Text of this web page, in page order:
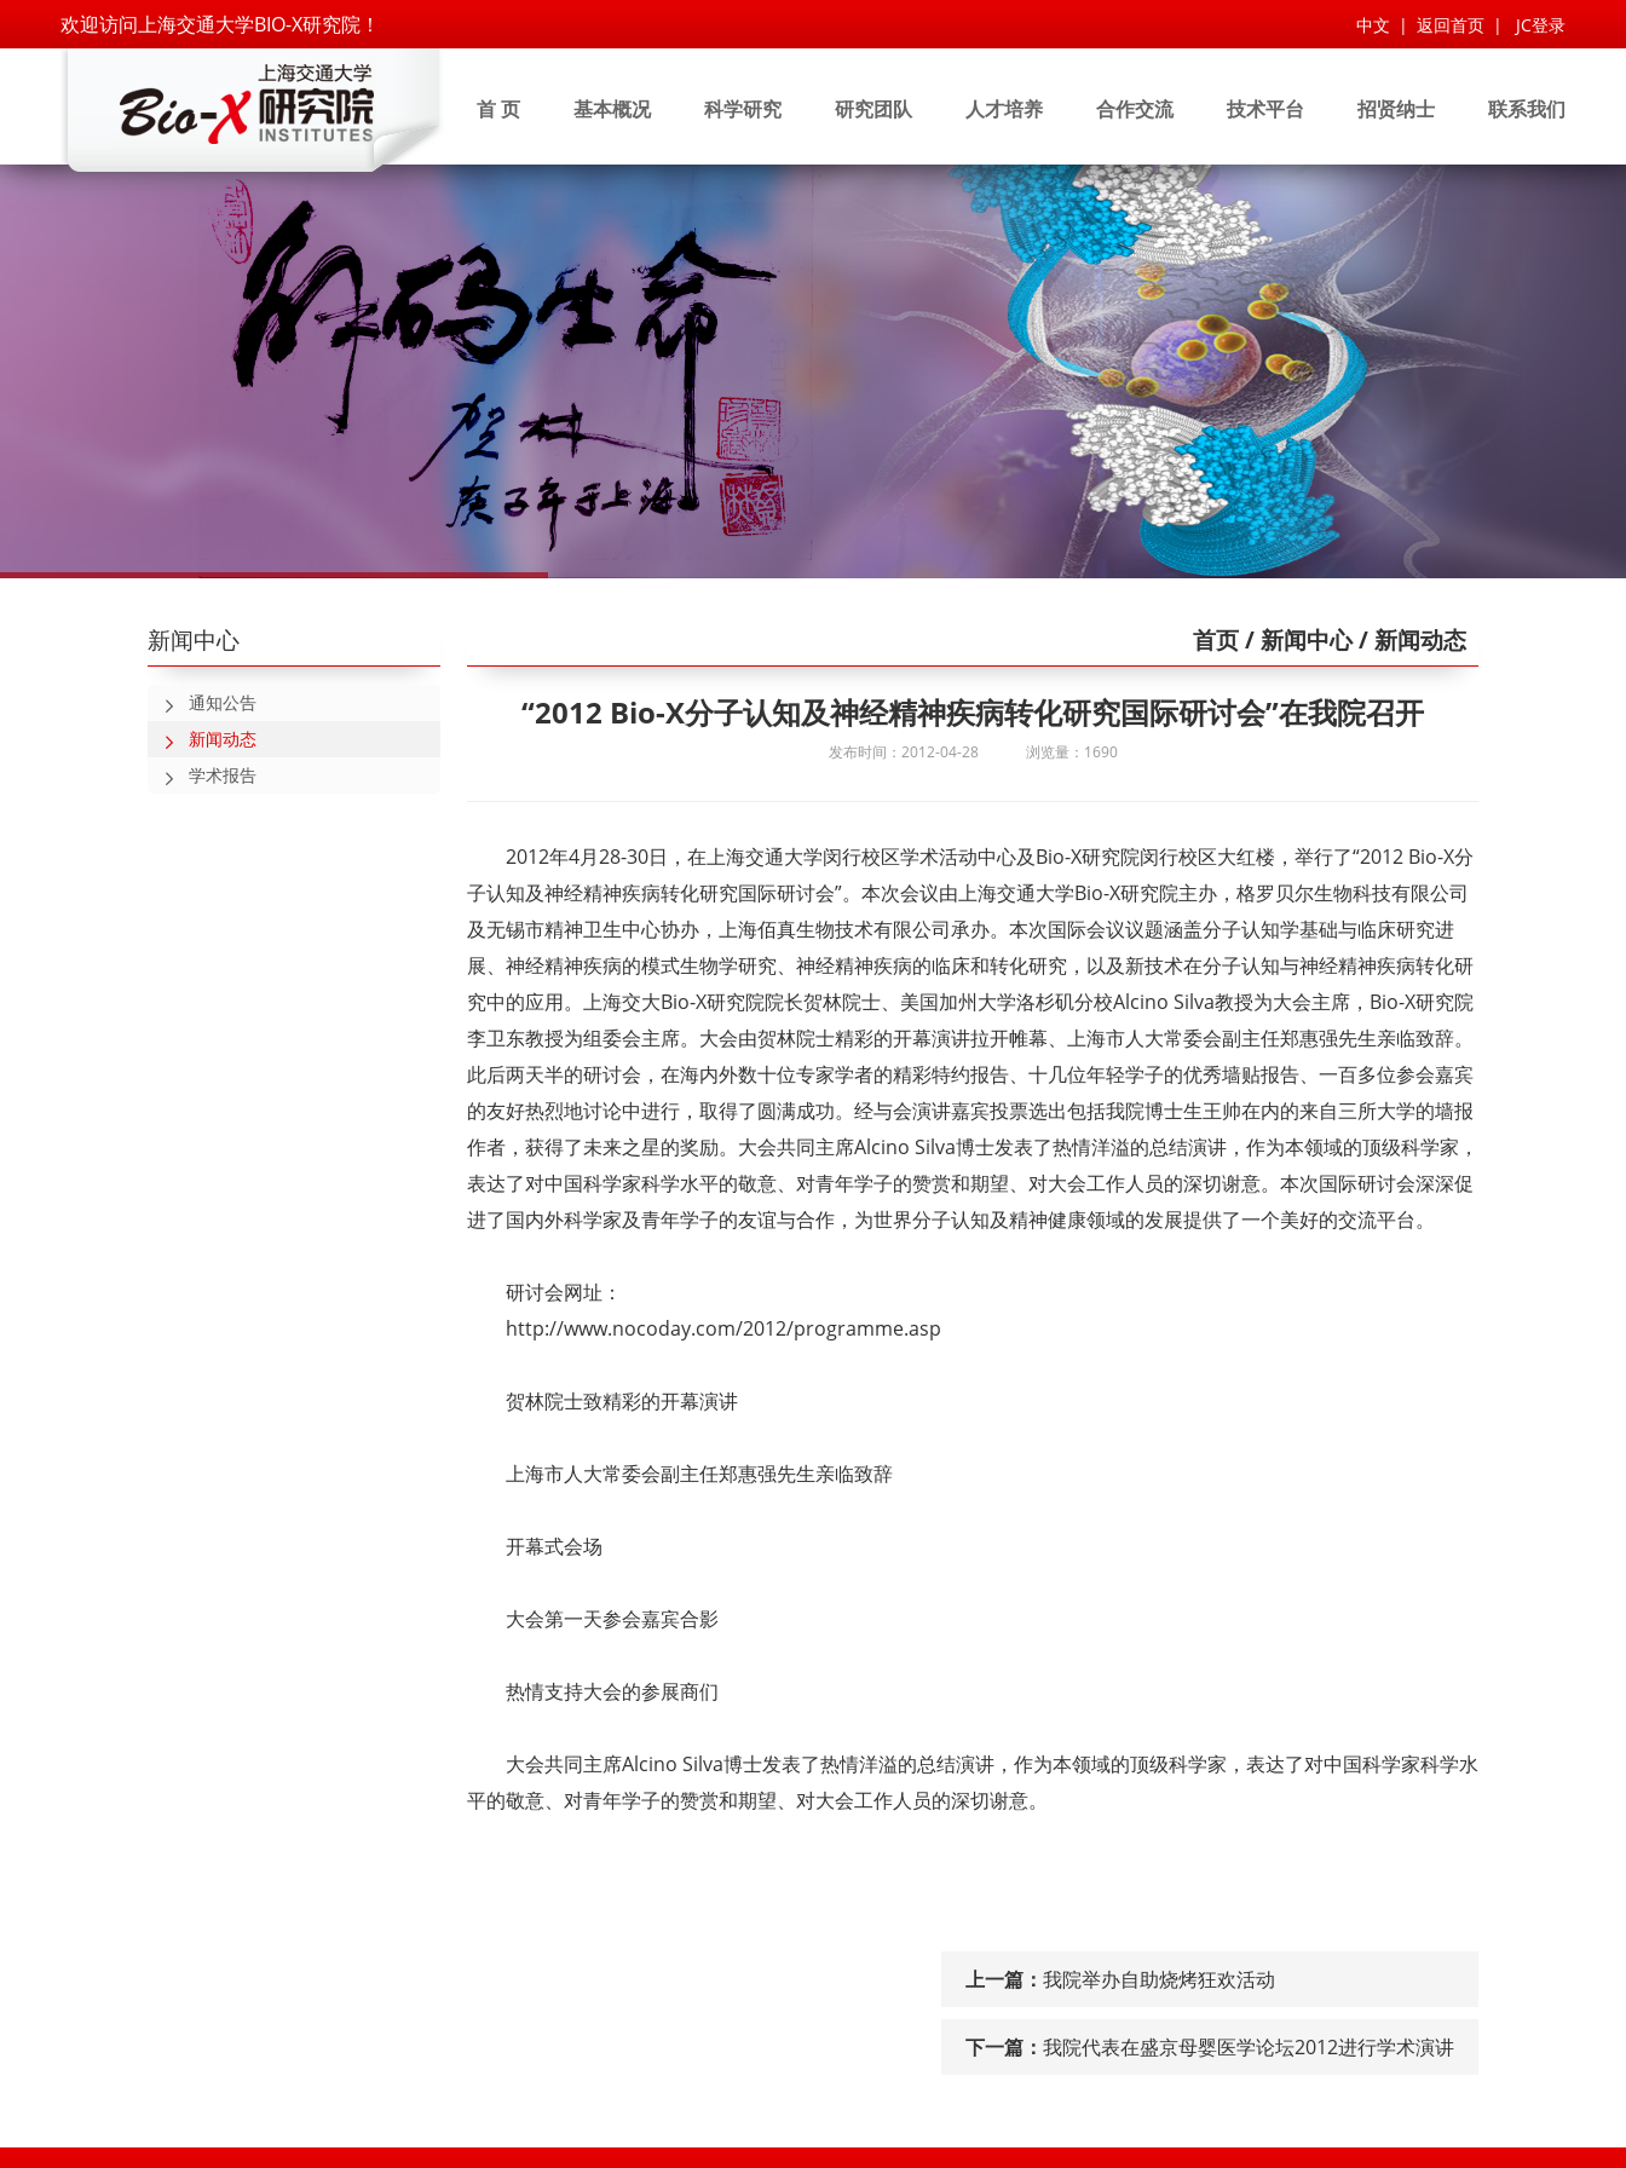
欢迎访问上海交通大学BIO-X研究院！ 中文 | 返回首页 | JC登录
首 页 基本概况 科学研究 研究团队 人才培养 合作交流 技术平台 招贤纳士 联系我们
新闻中心
通知公告
新闻动态
学术报告
首页/ 新闻中心/ 新闻动态
“2012 Bio-X分子认知及神经精神疾病转化研究国际研讨会”在我院召开
发布时间：2012-04-28 浏览量：1690
2012年4月28-30日，在上海交通大学闵行校区学术活动中心及Bio-X研究院闵行校区大红楼，举行了“2012 Bio-X分
子认知及神经精神疾病转化研究国际研讨会”。本次会议由上海交通大学Bio-X研究院主办，格罗贝尔生物科技有限公司
及无锡市精神卫生中心协办，上海佰真生物技术有限公司承办。本次国际会议议题涵盖分子认知学基础与临床研究进
展、神经精神疾病的模式生物学研究、神经精神疾病的临床和转化研究，以及新技术在分子认知与神经精神疾病转化研
究中的应用。上海交大Bio-X研究院院长贺林院士、美国加州大学洛杉矶分校Alcino Silva教授为大会主席，Bio-X研究院
李卫东教授为组委会主席。大会由贺林院士精彩的开幕演讲拉开帷幕、上海市人大常委会副主任郑惠强先生亲临致辞。
此后两天半的研讨会，在海内外数十位专家学者的精彩特约报告、十几位年轻学子的优秀墙贴报告、一百多位参会嘉宾
的友好热烈地讨论中进行，取得了圆满成功。经与会演讲嘉宾投票选出包括我院博士生王帅在内的来自三所大学的墙报
作者，获得了未来之星的奖励。大会共同主席Alcino Silva博士发表了热情洋溢的总结演讲，作为本领域的顶级科学家，
表达了对中国科学家科学水平的敬意、对青年学子的赞赏和期望、对大会工作人员的深切谢意。本次国际研讨会深深促
进了国内外科学家及青年学子的友谊与合作，为世界分子认知及精神健康领域的发展提供了一个美好的交流平台。
研讨会网址：
http://www.nocoday.com/2012/programme.asp
贺林院士致精彩的开幕演讲
上海市人大常委会副主任郑惠强先生亲临致辞
开幕式会场
大会第一天参会嘉宾合影
热情支持大会的参展商们
大会共同主席Alcino Silva博士发表了热情洋溢的总结演讲，作为本领域的顶级科学家，表达了对中国科学家科学水
平的敬意、对青年学子的赞赏和期望、对大会工作人员的深切谢意。
上一篇： 我院举办自助烧烤狂欢活动
下一篇： 我院代表在盛京母婴医学论坛2012进行学术演讲